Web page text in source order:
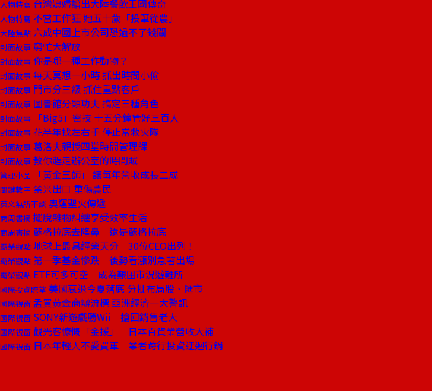
人物特寫 台灣媳婦譜出大陸餐飲王國傳奇
人物特寫 不當工作狂 她五十歲「投筆從農」
大陸焦點 六成中國上市公司恐過不了錢關
封面故事 窮忙大解放
封面故事 你是哪一種工作動物？
封面故事 每天冥想一小時 抓出時間小偷
封面故事 門市分三級 抓住重點客戶
封面故事 圖書館分類功夫 搞定三種角色
封面故事 「Big5」密技 十五分鐘管好三百人
封面故事 花半年找左右手 停止當救火隊
封面故事 葛洛夫親授四堂時間管理課
封面故事 教你趕走辦公室的時間賊
管理小品 「黃金三師」 讓每年營收成長二成
關鍵數字 禁米出口 重傷農民
英文無所不談 奧運聖火傳遞
商周書摘 擺脫雜物糾纏享受效率生活
商周書摘 蘇格拉底去隆鼻 還是蘇格拉底
霸榮觀點 地球上最具經營天分 30位CEO出列！
霸榮觀點 第一季基金慘跌 後勢看漲別急著出場
霸榮觀點 ETF可多可空 成為艱困市況避難所
國際投資瞭望 美國衰退今夏落底 分批布局股、匯市
國際視窗 孟買黃金商辦流標 亞洲經濟一大警訊
國際視窗 SONY新遊戲勝Wii 搶回銷售老大
國際視窗 觀光客慷慨「金援」 日本百貨業營收大補
國際視窗 日本年輕人不愛買車 業者跨行投資迂迴行銷